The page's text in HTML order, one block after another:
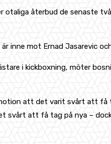
återbud de senaste
inne mot Ernad Jasarevic
i kickboxning, möter
att det varit svårt att
svårt att få tag på nya –